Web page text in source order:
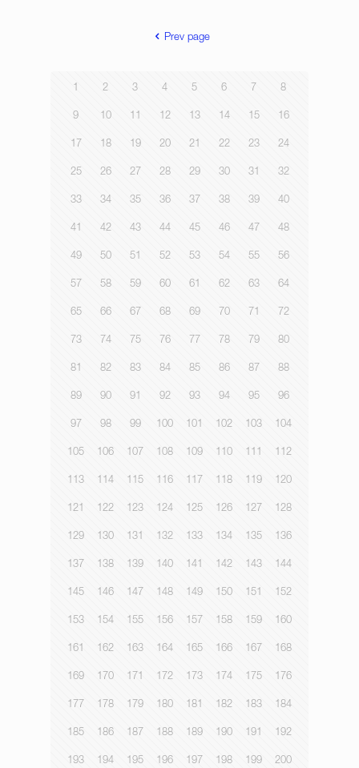
Prev page
1 2 3 4 5 6 7 8
9 10 11 12 13 14 15 16
17 18 19 20 21 22 23 24
25 26 27 28 29 30 31 32
33 34 35 36 37 38 39 40
41 42 43 44 45 46 47 48
49 50 51 52 53 54 55 56
57 58 59 60 61 62 63 64
65 66 67 68 69 70 71 72
73 74 75 76 77 78 79 80
81 82 83 84 85 86 87 88
89 90 91 92 93 94 95 96
97 98 99 100 101 102 103 104
105 106 107 108 109 110 111 112
113 114 115 116 117 118 119 120
121 122 123 124 125 126 127 128
129 130 131 132 133 134 135 136
137 138 139 140 141 142 143 144
145 146 147 148 149 150 151 152
153 154 155 156 157 158 159 160
161 162 163 164 165 166 167 168
169 170 171 172 173 174 175 176
177 178 179 180 181 182 183 184
185 186 187 188 189 190 191 192
193 194 195 196 197 198 199 200